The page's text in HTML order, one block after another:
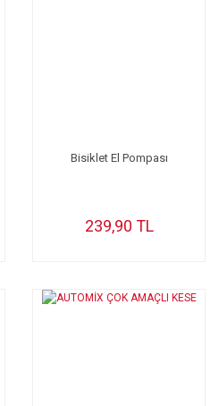
Bisiklet El Pompası
239,90 TL